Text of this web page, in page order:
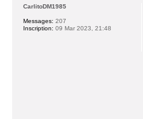
CarlitoDM1985
Messages: 207
Inscription: 09 Mar 2023, 21:48